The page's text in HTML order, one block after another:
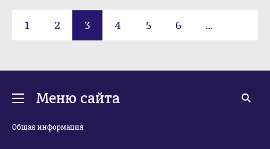
1 2 3 4 5 6 ...
Меню сайта
Общая информация